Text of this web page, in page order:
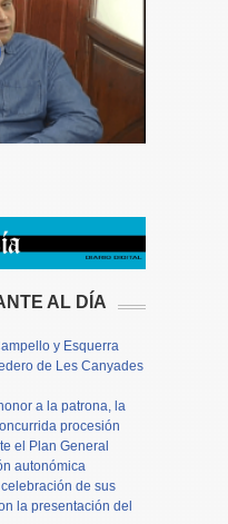
AL DÍA
y Esquerra
de Les Canyades
a la patrona, la
procesión
el Plan General
autonómica
de sus
la presentación del